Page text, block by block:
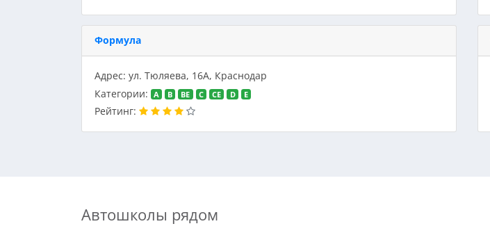
Формула
Адрес: ул. Тюляева, 16А, Краснодар
Категории:
A B BE C CE D E
Рейтинг:
Автошколы рядом